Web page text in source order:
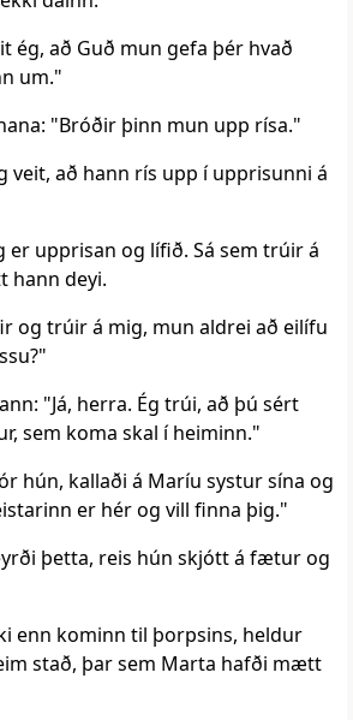
ég, að Guð mun gefa þér hvað
um."
"Bróðir þinn mun upp rísa."
veit, að hann rís upp í upprisunni á
er upprisan og lífið. Sá sem trúir á
hann deyi.
og trúir á mig, mun aldrei að eilífu
"Já, herra. Ég trúi, að þú sért
sem koma skal í heiminn."
hún, kallaði á Maríu systur sína og
er hér og vill finna þig."
þetta, reis hún skjótt á fætur og
enn kominn til þorpsins, heldur
stað, þar sem Marta hafði mætt